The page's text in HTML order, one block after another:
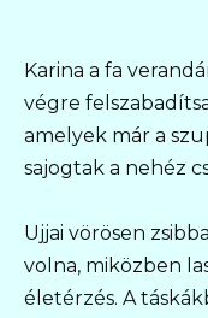
Karina a fa
végre
amelyek már a
sajogtak a nehéz
Ujjai vörösen
volna, miközben
életérzés. A